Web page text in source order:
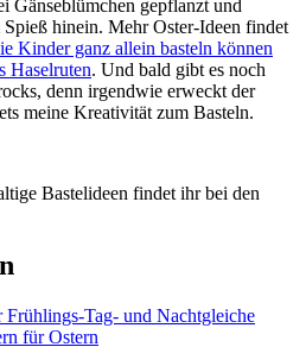
Gänseblümchen gepflanzt und
Spieß hinein. Mehr Oster-Ideen findet
Kinder ganz allein basteln können
Haselruten. Und bald gibt es noch
denn irgendwie erweckt der
meine Kreativität zum Basteln.
Bastelideen findet ihr bei den
Frühlings-Tag- und Nachtgleiche
für Ostern